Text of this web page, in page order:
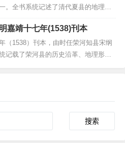
。全书系统记述了清代夏县的地理沿
迹与职官选举等内容，保存了丰富的
实，尤以对明末清初夏县社会变迁的
史地理、经济社会及...
荣河县志 二卷 (明)宋纲纂 明嘉靖十七年(1538)刊本
（1538）刊本，由时任荣河知县宋纲
记载了荣河县的历史沿革、地理形
录具有重要的史料价值...